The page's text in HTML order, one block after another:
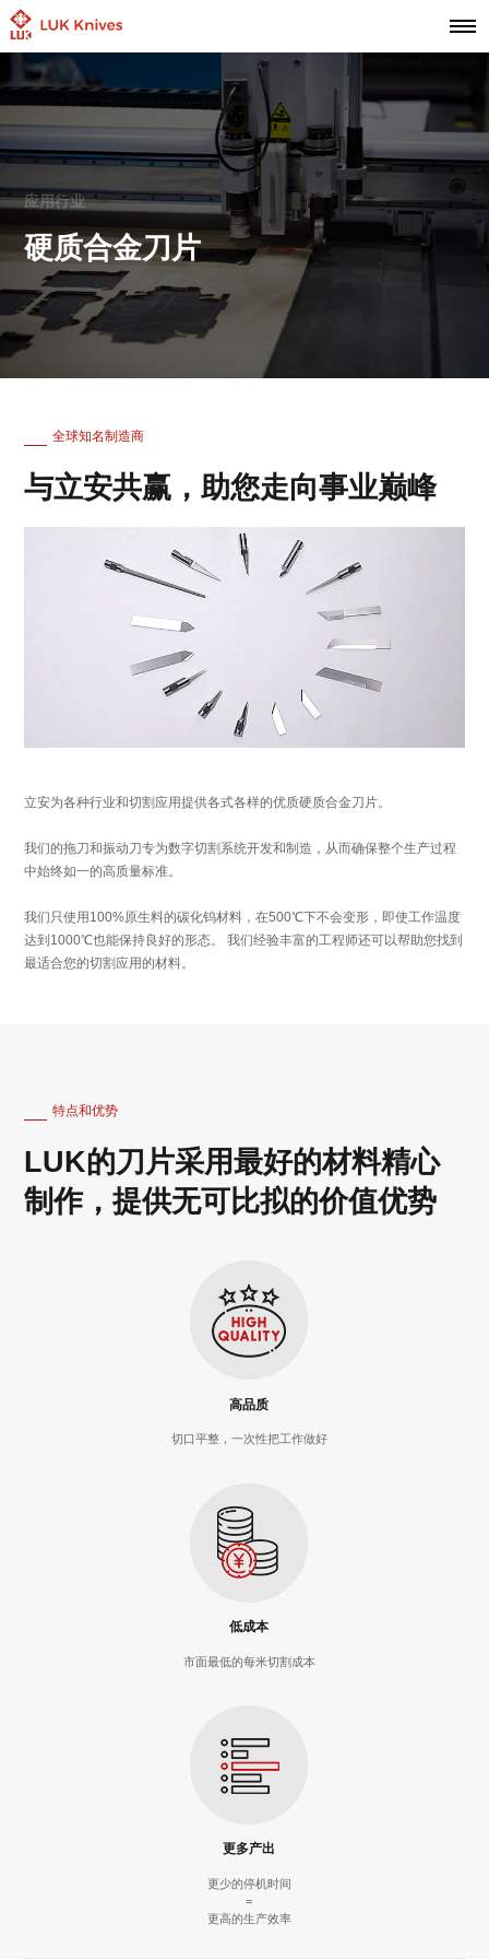
应用行业
硬质合金刀片
全球知名制造商
与立安共赢，助您走向事业巅峰
立安为各种行业和切割应用提供各式各样的优质硬质合金刀片。
我们的拖刀和振动刀专为数字切割系统开发和制造，从而确保整个生产过程
中始终如一的高质量标准。
我们只使用100%原生料的碳化钨材料，在500℃下不会变形，即使工作温度
达到1000℃也能保持良好的形态。 我们经验丰富的工程师还可以帮助您找到
最适合您的切割应用的材料。
特点和优势
LUK的刀片采用最好的材料精心
制作，提供无可比拟的价值优势
高品质
切口平整，一次性把工作做好
低成本
市面最低的每米切割成本
更多产出
更少的停机时间
=
更高的生产效率